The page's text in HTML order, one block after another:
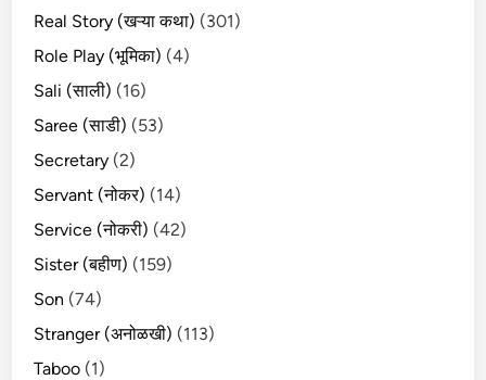
Real Story (खऱ्या कथा) (301)
Role Play (भूमिका) (4)
Sali (साली) (16)
Saree (साडी) (53)
Secretary (2)
Servant (नोकर) (14)
Service (नोकरी) (42)
Sister (बहीण) (159)
Son (74)
Stranger (अनोळखी) (113)
Taboo (1)